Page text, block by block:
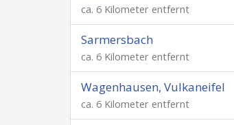
ca. 6 Kilometer entfernt
Sarmersbach
ca. 6 Kilometer entfernt
Wagenhausen, Vulkaneifel
ca. 6 Kilometer entfernt